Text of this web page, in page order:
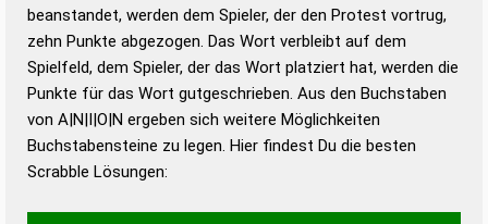
Duden – Standardwerk in 12 Bänden
Duden – Richtiges und gutes
Deutsch
Duden – Die deutsche Grammatik
Duden – Deutsches
beanstandet, werden dem Spieler, der den Protest vortrug,
zehn Punkte abgezogen. Das Wort verbleibt auf dem
Spielfeld, dem Spieler, der das Wort platziert hat, werden die
Punkte für das Wort gutgeschrieben. Aus den Buchstaben
von A|N|I|O|N ergeben sich weitere Möglichkeiten
Buchstabensteine zu legen. Hier findest Du die besten
Scrabble Lösungen: